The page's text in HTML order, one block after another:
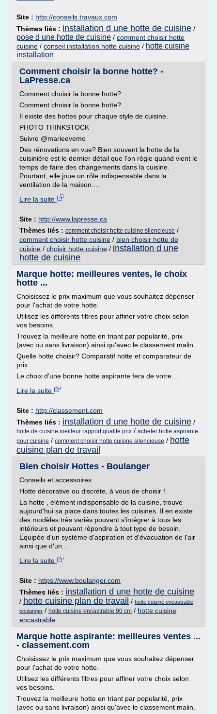
Site : http://conseils.travaux.com
Thèmes liés : installation d une hotte de cuisine /
pose d une hotte de cuisine / comment choisir hotte
cuisine / conseil installation hotte cuisine / hotte cuisine
installation
Comment choisir la bonne hotte? -
LaPresse.ca
Comment choisir la bonne hotte?
Comment choisir la bonne hotte?
Il existe des hottes pour chaque style de cuisine.
PHOTO THINKSTOCK
Suivre @marieevemo
Des rénovations en vue? Bien souvent la hotte de la
cuisinière est le dernier détail que l'on règle quand vient le
temps de faire des changements dans la cuisine.
Pourtant, elle joue un rôle indispensable dans la
ventilation de la maison....
Lire la suite
Site : http://www.lapresse.ca
Thèmes liés : comment choisir hotte cuisine silencieuse /
comment choisir hotte cuisine / bien choisir hotte de
cuisine / choisir hotte cuisine / installation d une
hotte de cuisine
Marque hotte: meilleures ventes, le choix
hotte ...
Choisissez le prix maximum que vous souhaitez dépenser
pour l'achat de votre hotte.
Utilisez les différents filtres pour affiner votre choix selon
vos besoins.
Trouvez la meilleure hotte en triant par popularité, prix
(avec ou sans livraison) ainsi qu'avec le classement malin.
Quelle hotte choisir? Comparatif hotte et comparateur de
prix
Le choix d'une bonne hotte aspirante fera de votre...
Lire la suite
Site : http://classement.com
Thèmes liés : installation d une hotte de cuisine /
hotte de cuisine meilleur rapport qualite prix / acheter hotte aspirante
pour cuisine / comment choisir hotte cuisine silencieuse / hotte
cuisine plan de travail
Bien choisir Hottes - Boulanger
Conseils et accessoires
Hotte décorative ou discrète, à vous de choisir !
La hotte , élément indispensable de la cuisine, trouve
aujourd'hui sa place dans toutes les cuisines. Il en existe
des modèles très variés pouvant s'intégrer à tous les
intérieurs et pouvant répondre à tout type de besoin.
Équipée d'un système d'aspiration et d'évacuation de l'air
ainsi que d'un...
Lire la suite
Site : https://www.boulanger.com
Thèmes liés : installation d une hotte de cuisine
/ hotte cuisine plan de travail / hotte cuisine encastrable
boulanger / hotte cuisine encastrable 90 cm / hotte cuisine
encastrable
Marque hotte aspirante: meilleures ventes ...
- classement.com
Choisissez le prix maximum que vous souhaitez dépenser
pour l'achat de votre hotte.
Utilisez les différents filtres pour affiner votre choix selon
vos besoins.
Trouvez la meilleure hotte en triant par popularité, prix
(avec ou sans livraison) ainsi qu'avec le classement malin.